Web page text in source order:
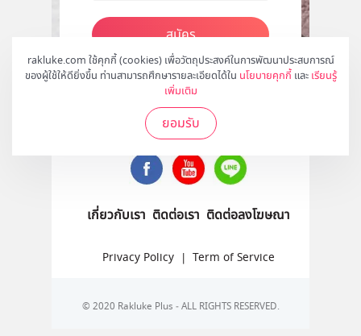
rakluke.com ใช้คุกกี้ (cookies) เพื่อวัตถุประสงค์ในการพัฒนาประสบการณ์
ของผู้ใช้ให้ดียิ่งขึ้น ท่านสามารถศึกษารายละเอียดได้ใน นโยบายคุกกี้ และ เรียนรู้
เพิ่มเติม
ยอมรับ
สมัคร
ติดตามเราได้ที่
เกี่ยวกับเรา ติดต่อเรา ติดต่อลงโฆษณา
Privacy Policy | Term of Service
© 2020 Rakluke Plus - ALL RIGHTS RESERVED.